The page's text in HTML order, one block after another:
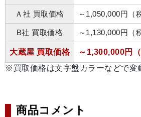
Ａ社 買取価格 ～1,050,000円（
B社 買取価格 ～1,130,000円（
大蔵屋 買取価格
～1,300,000円（
※買取価格は文字盤カラーなどで変
商品コメント